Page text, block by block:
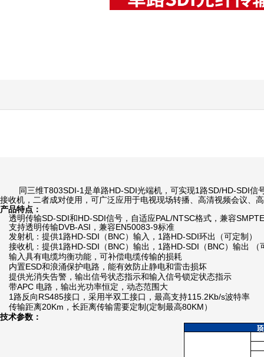
同三维T803SDI-1是单路HD-SDI光端机，可实现1 路SD/HD-SDI信
接收机，二者成对使用，可广泛应用于电视现场转播、高清视频会议、
产品特点：
透明传输SD-SDI和HD-SDI信号，自适应PAL/NTSC格式，兼容
支持透明传输DVB-ASI ，兼容EN50083-9标准
发射机：提供1 路HD-SDI （BNC）输入， 1 路HD-SDI环出（可定制）
接收机：提供1 路HD-SDI （BNC）输出， 1 路HD-SDI （BNC）输出 （
输入具有电缆均衡功能，可补偿电缆传输的损耗
内置ESD和浪涌保护电路，能有效防止静电和雷击损坏
提供光消失告警，输出信号状态指示和输入信号锁定状态指示
带APC 电路，输出光功率恒定，动态范围大
1 路反向RS485接口，采用半双工接口，最高支持115.2Kb/s波特率
传输距离20Km ，长距离传输需要定制(定制最高80KM）
技术参数：